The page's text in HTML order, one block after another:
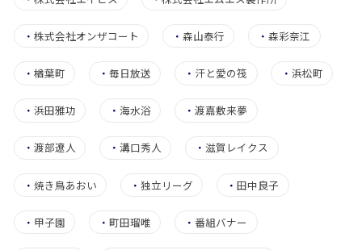
・ 株式会社オンザコート ・森山泰行 ・森彩奈江
・ 楢葉町 ・毎日放送 ・ 汗と愛の筏 ・ 浜松町
・ 浜田雅功 ・海水浴 ・渡嘉敷来夢
・ 渡部遼人 ・溝口秀人 ・滋賀レイクス
・ 焼き鳥あおい ・独立リーグ ・田中良子
・ 甲子園 ・町田瑠唯 ・ 番組バナー